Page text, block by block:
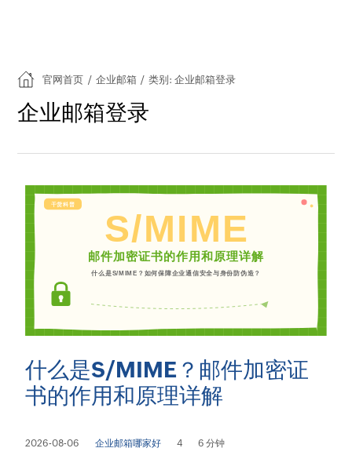
官网首页 / 企业邮箱 / 类别: 企业邮箱登录
企业邮箱登录
什么是S/MIME？邮件加密证
书的作用和原理详解
2026-08-06 企业邮箱哪家好 4 6 分钟